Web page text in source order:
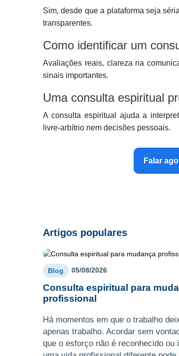
Sim, desde que a plataforma seja
transparentes.
Como identificar um
Avaliações reais, clareza na
sinais importantes.
Uma consulta espiritual
A consulta espiritual ajuda a
livre-arbítrio nem decisões pessoais.
Falar
Artigos populares
Blog 05/08/2026
Consulta espiritual para
profissional
Há momentos em que o trabalho
apenas trabalho. Acordar sem
que o esforço não é reconhecido ou